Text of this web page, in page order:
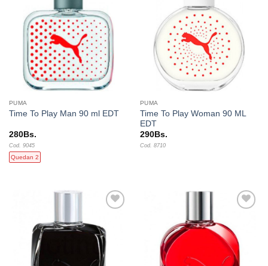
a la
lista de
deseos
PUMA
Time To Play Man 90 ml EDT
280Bs.
Cod. 9045
Quedan 2
lista de
deseos
PUMA
Time To Play Woman 90 ML
EDT
290Bs.
Cod. 8710
lista de
deseos
lista de
deseos